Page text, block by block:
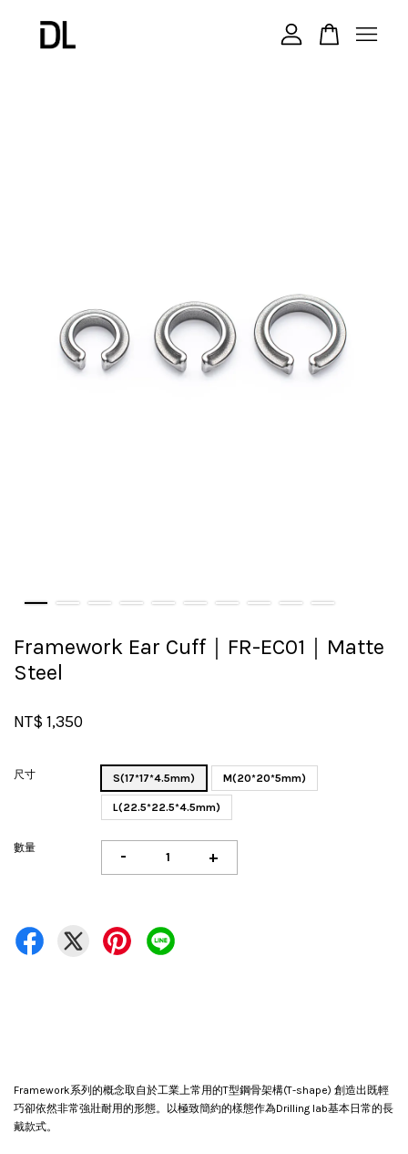
Framework Ear Cuff｜FR-EC01｜Matte
Steel
NT$ 1,350
尺寸 S(17*17*4.5mm) M(20*20*5mm)
L(22.5*22.5*4.5mm)
數量
- +
Framework系列的概念取自於工業上常用的T型鋼骨架構(T-shape) 創造出既輕
巧卻依然非常強壯耐用的形態。以極致簡約的樣態作為Drilling lab基本日常的長
戴款式。